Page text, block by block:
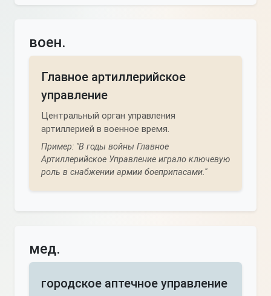
воен.
Главное артиллерийское
управление
Центральный орган управления
артиллерией в военное время.
Пример: "В годы войны Главное
Артиллерийское Управление играло ключевую
роль в снабжении армии боеприпасами."
мед.
городское аптечное управление